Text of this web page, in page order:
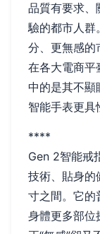
品質有要求、
驗的都市人群
分、更無感的
在各大電商平
中的是其不顯
智能手表更具
****
Gen 2智能戒
技術、貼身的
寸之間。它的
身體更多部位